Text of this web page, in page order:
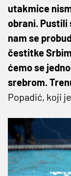
utakmice
obrani. Pustili
nam se
čestitke
ćemo se
srebrom.
Popadić, koji